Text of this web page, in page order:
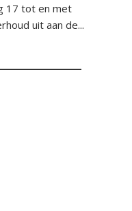
17 tot en met
uit aan de...